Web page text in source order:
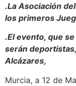
.La Asociación
los primeros
.El evento, que
serán
Alcázares,
Murcia, a 12 de